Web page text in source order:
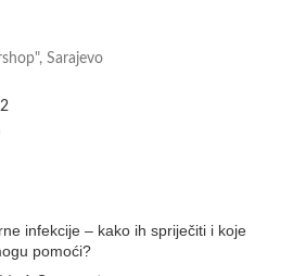
Sarajevo
infekcije – kako ih spriječiti i koje
pomoći?